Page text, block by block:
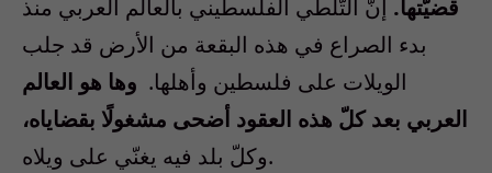
قضيّتها. إنّ التّلطّي الفلسطيني بالعالم العربي منذ
بدء الصراع في هذه البقعة من الأرض قد جلب
الويلات على فلسطين وأهلها. وها هو العالم
العربي بعد كلّ هذه العقود أضحى مشغولًا بقضاياه،
وكلّ بلد فيه يغنّي على ويلاه.